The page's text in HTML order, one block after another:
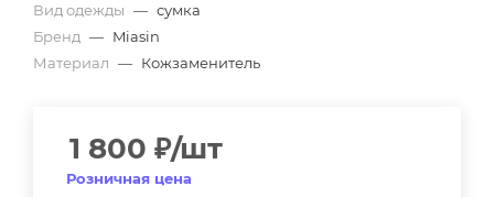
Вид одежды — сумка
Бренд — Miasin
Материал — Кожзаменитель
1 800 ₽/шт
Розничная цена